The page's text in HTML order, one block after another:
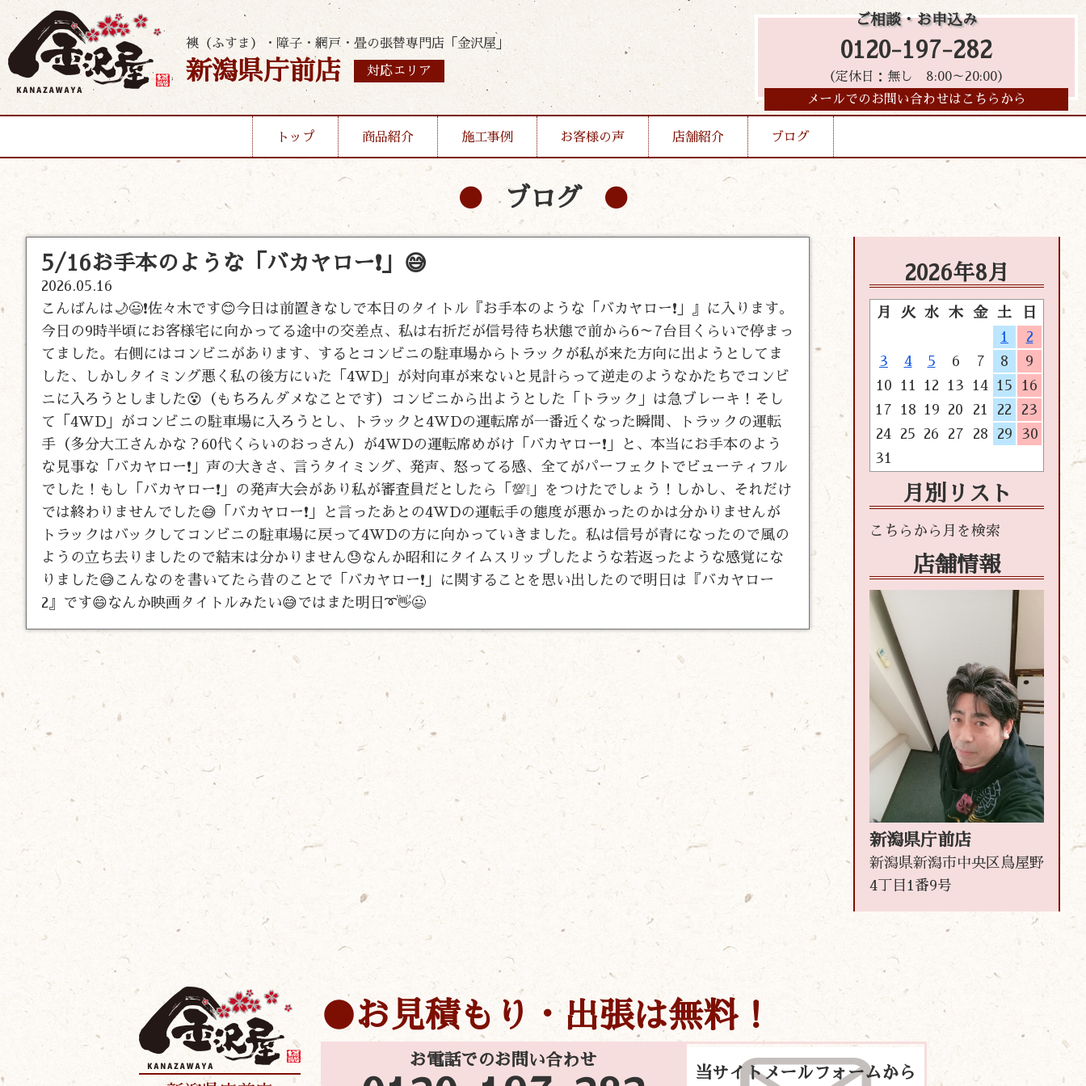
襖（ふすま）・障子・網戸・畳の張替専門店「金沢屋」
新潟県庁前店 対応エリア
ご相談・お申込み
0120-197-282
（定休日：無し 8:00～20:00）
メールでのお問い合わせはこちらから
トップ 商品紹介 施工事例 お客様の声 店舗紹介 ブログ
ブログ
5/16お手本のような「バカヤロー❗」😅
2026.05.16
こんばんは🌙😃❗佐々木です😊今日は前置きなしで本日のタイトル『お手本のような「バカヤロー❗」』に入ります。
今日の9時半頃にお客様宅に向かってる途中の交差点、私は右折だが信号待ち状態で前から6～7台目くらいで停まっ
てました。右側にはコンビニがあります、するとコンビニの駐車場からトラックが私が来た方向に出ようとしてま
した、しかしタイミング悪く私の後方にいた「4WD」が対向車が来ないと見計らって逆走のようなかたちでコンビ
ニに入ろうとしました😵（もちろんダメなことです）コンビニから出ようとした「トラック」は急ブレーキ！そし
て「4WD」がコンビニの駐車場に入ろうとし、トラックと4WDの運転席が一番近くなった瞬間、トラックの運転
手（多分大工さんかな？60代くらいのおっさん）が4WDの運転席めがけ「バカヤロー❗」と、本当にお手本のよう
な見事な「バカヤロー❗」声の大きさ、言うタイミング、発声、怒ってる感、全てがパーフェクトでビューティフル
でした！もし「バカヤロー❗」の発声大会があり私が審査員だとしたら「💯❕」をつけたでしょう！しかし、それだけ
では終わりませんでした😅「バカヤロー❗」と言ったあとの4WDの運転手の態度が悪かったのかは分かりませんが
トラックはバックしてコンビニの駐車場に戻って4WDの方に向かっていきました。私は信号が青になったので風の
ようの立ち去りましたので結末は分かりません😓なんか昭和にタイムスリップしたような若返ったような感覚にな
りました😅こんなのを書いてたら昔のことで「バカヤロー❗」に関することを思い出したので明日は『バカヤロー
2』です😄なんか映画タイトルみたい😅ではまた明日➰👋😃
2026年8月
月 火 水 木 金 土
日
1
2
3
4 5 6 7 8
9
10
11 12 13 14 15
16
17
18 19 20 21 22
23
24
25 26 27 28 29
30
31
月別リスト
店舗情報
新潟県庁前店
新潟県新潟市中央区鳥屋野
4丁目1番9号
お見積もり・出張は無料！
お電話でのお問い合わせ
当サイトメールフォームから